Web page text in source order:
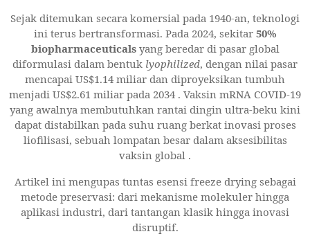
Sejak ditemukan secara komersial pada 1940-an, teknologi
ini terus bertransformasi. Pada 2024, sekitar 50%
biopharmaceuticalsyang beredar di pasar global
diformulasi dalam bentuk lyophilized, dengan nilai pasar
mencapai US$1.14 miliar dan diproyeksikan tumbuh
menjadi US$2.61 miliar pada 2034 . Vaksin mRNA COVID-19
yang awalnya membutuhkan rantai dingin ultra-beku kini
dapat distabilkan pada suhu ruang berkat inovasi proses
liofilisasi, sebuah lompatan besar dalam aksesibilitas
vaksin global .
Artikel ini mengupas tuntas esensi freeze drying sebagai
metode preservasi: dari mekanisme molekuler hingga
aplikasi industri, dari tantangan klasik hingga inovasi
disruptif.